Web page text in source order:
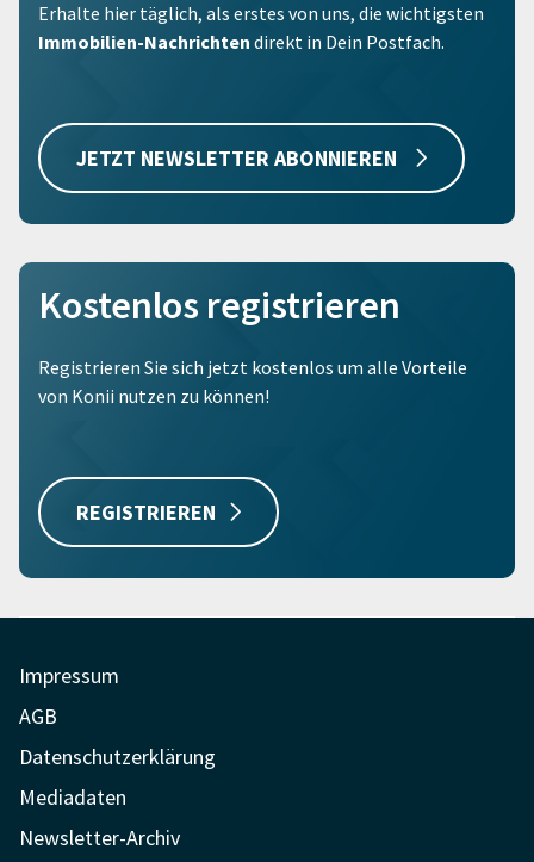
Erhalte hier täglich, als erstes von uns, die wichtigsten
Immobilien-Nachrichten direkt in Dein Postfach.
JETZT NEWSLETTER ABONNIEREN
Kostenlos registrieren
Registrieren Sie sich jetzt kostenlos um alle Vorteile
von Konii nutzen zu können!
REGISTRIEREN
Impressum
AGB
Datenschutzerklärung
Mediadaten
Newsletter-Archiv